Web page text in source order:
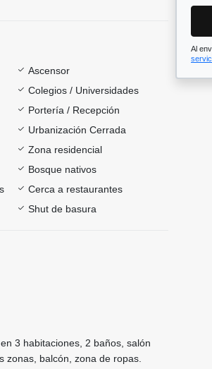
Ascensor
Colegios / Universidades
Portería / Recepción
Urbanización Cerrada
Zona residencial
Bosque nativos
Cerca a restaurantes
Shut de basura
3 habitaciones, 2 baños, salón
zonas, balcón, zona de ropas.
Al